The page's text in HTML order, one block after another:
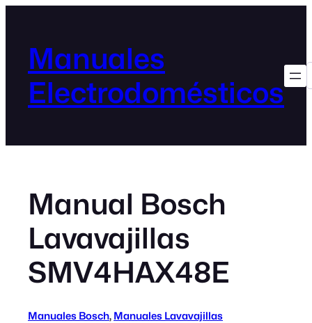
Manuales
Electrodomésticos
Manual Bosch
Lavavajillas
SMV4HAX48E
Manuales Bosch, Manuales Lavavajillas